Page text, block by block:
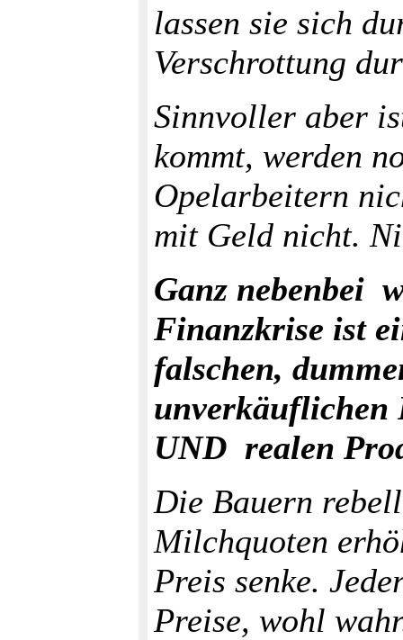
lassen sie sich
Verschrottung
Sinnvoller aber
kommt, werden
Opelarbeitern
mit Geld nicht.
Ganz nebenbei
Finanzkrise ist
falschen,
UND realen
Die Bauern
Milchquoten
Preis senke.
Preise, wohl